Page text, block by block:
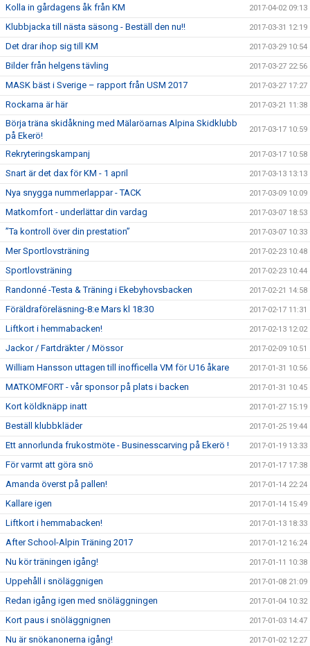
Kolla in gårdagens åk från KM 2017-04-02 09:13
Klubbjacka till nästa säsong - Beställ den nu!! 2017-03-31 12:19
Det drar ihop sig till KM 2017-03-29 10:54
Bilder från helgens tävling 2017-03-27 22:56
MASK bäst i Sverige – rapport från USM 2017 2017-03-27 17:27
Rockarna är här 2017-03-21 11:38
Börja träna skidåkning med Mälaröarnas Alpina Skidklubb
på Ekerö!
2017-03-17 10:59
Rekryteringskampanj 2017-03-17 10:58
Snart är det dax för KM - 1 april 2017-03-13 13:13
Nya snygga nummerlappar - TACK 2017-03-09 10:09
Matkomfort - underlättar din vardag 2017-03-07 18:53
”Ta kontroll över din prestation” 2017-03-07 10:33
Mer Sportlovsträning 2017-02-23 10:48
Sportlovsträning 2017-02-23 10:44
Randonné -Testa & Träning i Ekebyhovsbacken 2017-02-21 14:58
Föräldraföreläsning-8:e Mars kl 18:30 2017-02-17 11:31
Liftkort i hemmabacken! 2017-02-13 12:02
Jackor / Fartdräkter / Mössor 2017-02-09 10:51
William Hansson uttagen till inofficella VM för U16 åkare 2017-01-31 10:56
MATKOMFORT - vår sponsor på plats i backen 2017-01-31 10:45
Kort köldknäpp inatt 2017-01-27 15:19
Beställ klubbkläder 2017-01-25 19:44
Ett annorlunda frukostmöte - Businesscarving på Ekerö ! 2017-01-19 13:33
För varmt att göra snö 2017-01-17 17:38
Amanda överst på pallen! 2017-01-14 22:24
Kallare igen 2017-01-14 15:49
Liftkort i hemmabacken! 2017-01-13 18:33
After School-Alpin Träning 2017 2017-01-12 16:24
Nu kör träningen igång! 2017-01-11 10:38
Uppehåll i snöläggnigen 2017-01-08 21:09
Redan igång igen med snöläggningen 2017-01-04 10:32
Kort paus i snöläggnignen 2017-01-03 14:47
Nu är snökanonerna igång! 2017-01-02 12:27